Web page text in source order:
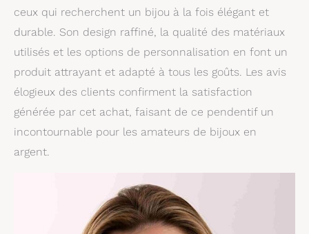
ceux qui recherchent un bijou à la fois élégant et
durable. Son design raffiné, la qualité des matériaux
utilisés et les options de personnalisation en font un
produit attrayant et adapté à tous les goûts. Les avis
élogieux des clients confirment la satisfaction
générée par cet achat, faisant de ce pendentif un
incontournable pour les amateurs de bijoux en
argent.